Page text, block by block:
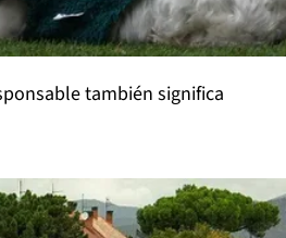
también significa